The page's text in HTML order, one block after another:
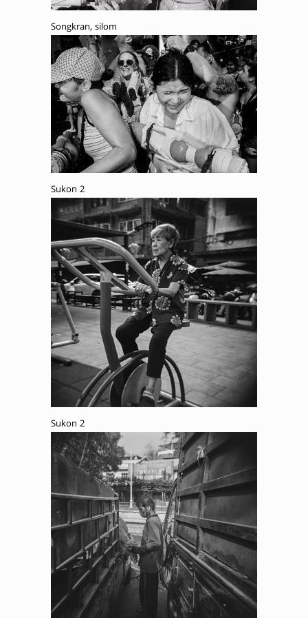
Songkran, silom
Sukon 2
Sukon 2